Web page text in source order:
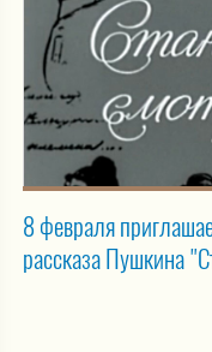
8 февраля
рассказа Пушкина